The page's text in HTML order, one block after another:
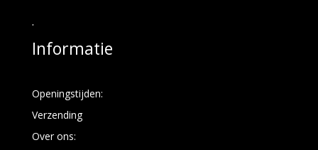
.
Informatie
Openingstijden:
Verzending
Over ons: